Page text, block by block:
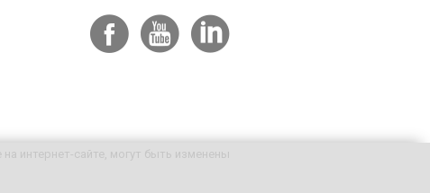
интернет-сайте, могут быть изменены